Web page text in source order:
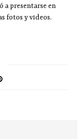
a presentarse en
fotos y videos.